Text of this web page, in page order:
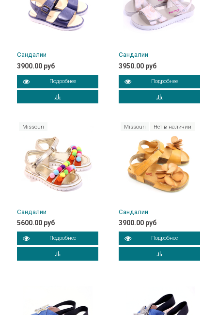
Сандалии
3900.00 руб
Подробнее
Сандалии
3950.00 руб
Подробнее
Missouri
Сандалии
5600.00 руб
Подробнее
Missouri Нет в наличии
Сандалии
3900.00 руб
Подробнее